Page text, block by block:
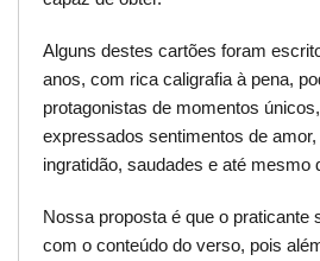
Alguns destes cartões foram
anos, com rica caligrafia à pena,
protagonistas de momentos
expressados sentimentos de
ingratidão, saudades e até mesmo
Nossa proposta é que o praticante
com o conteúdo do verso, pois